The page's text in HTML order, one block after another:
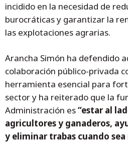
incidido en la necesidad de
burocráticas y garantizar la
las explotaciones agrarias.
Arancha Simón ha defendido
colaboración público-privada
herramienta esencial para
sector y ha reiterado que la
Administración es“estar al
agricultores y ganaderos,
y eliminar trabas cuando sea